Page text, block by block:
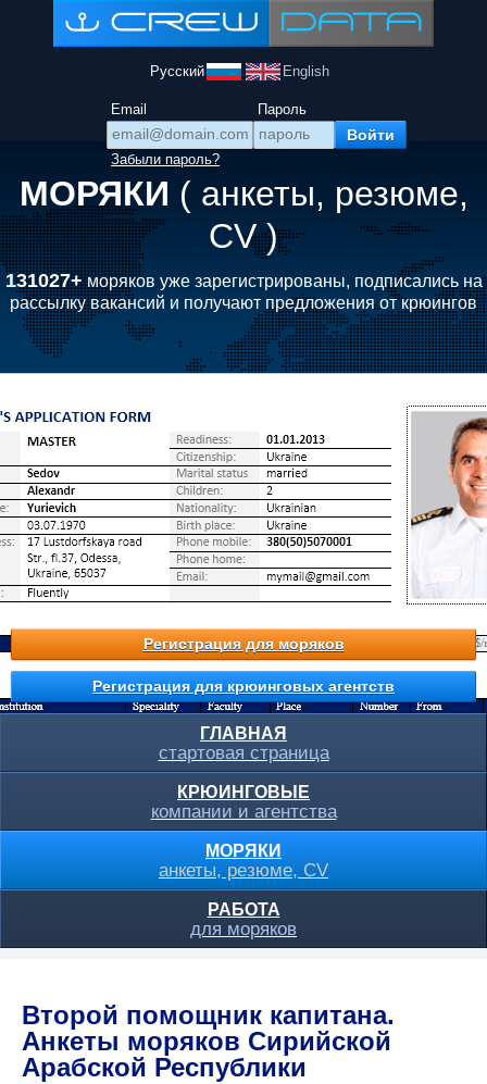
Русский English
Email Пароль
Забыли пароль?
МОРЯКИ ( анкеты, резюме,
CV )
131027+моряков уже зарегистрированы, подписались на
рассылку вакансий и получают предложения от крюингов
Регистрация для моряков
Регистрация для крюинговых агентств
ГЛАВНАЯ
стартовая страница
КРЮИНГОВЫЕ
компании и агентства
МОРЯКИ
анкеты, резюме, CV
РАБОТА
для моряков
Второй помощник капитана.
Анкеты моряков Сирийской
Арабской Республики